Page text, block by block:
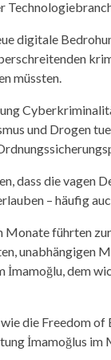
digitale
müssten.
und Drogen
dass die vagen
– häufig
Monate führten
unabhängigen
dem
die Freedom
İmamoğlus im